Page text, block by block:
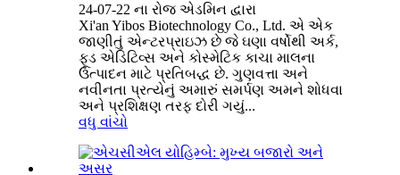
24-07-22 ના રોજ એડમિન દ્વારા
Xi'an Yibos Biotechnology Co., Ltd. એ એક
જાણીતું એન્ટરપ્રાઇઝ છે જે ઘણા વર્ષોથી અર્ક,
ફૂડ એડિટિવ્સ અને કોસ્મેટિક કાચા માલના
ઉત્પાદન માટે પ્રતિબદ્ધ છે. ગુણવત્તા અને
નવીનતા પ્રત્યેનું અમારું સમર્પણ અમને શોધવા
અને પ્રશિક્ષણ તરફ દોરી ગયું...
વધુ વાંચો